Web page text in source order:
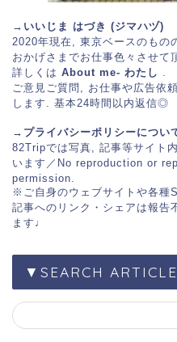
→いいじま はづき (ジマハヅ)
2020年現在, 東京ベースのもの
おかげさまでお仕事色々させて
詳しくは About me- わたし .
ご意見ご質問, お仕事や広告依
します. 基本24時間以内返信◎
→プライバシーポリシーについ
82Tripでは写真, 記事等サイト
います／No reproduction or
permission.
※ご自身のウェブサイトや各種
記事へのリンク・シェアは報告
ます♩
▼SEARCH ARTICLE